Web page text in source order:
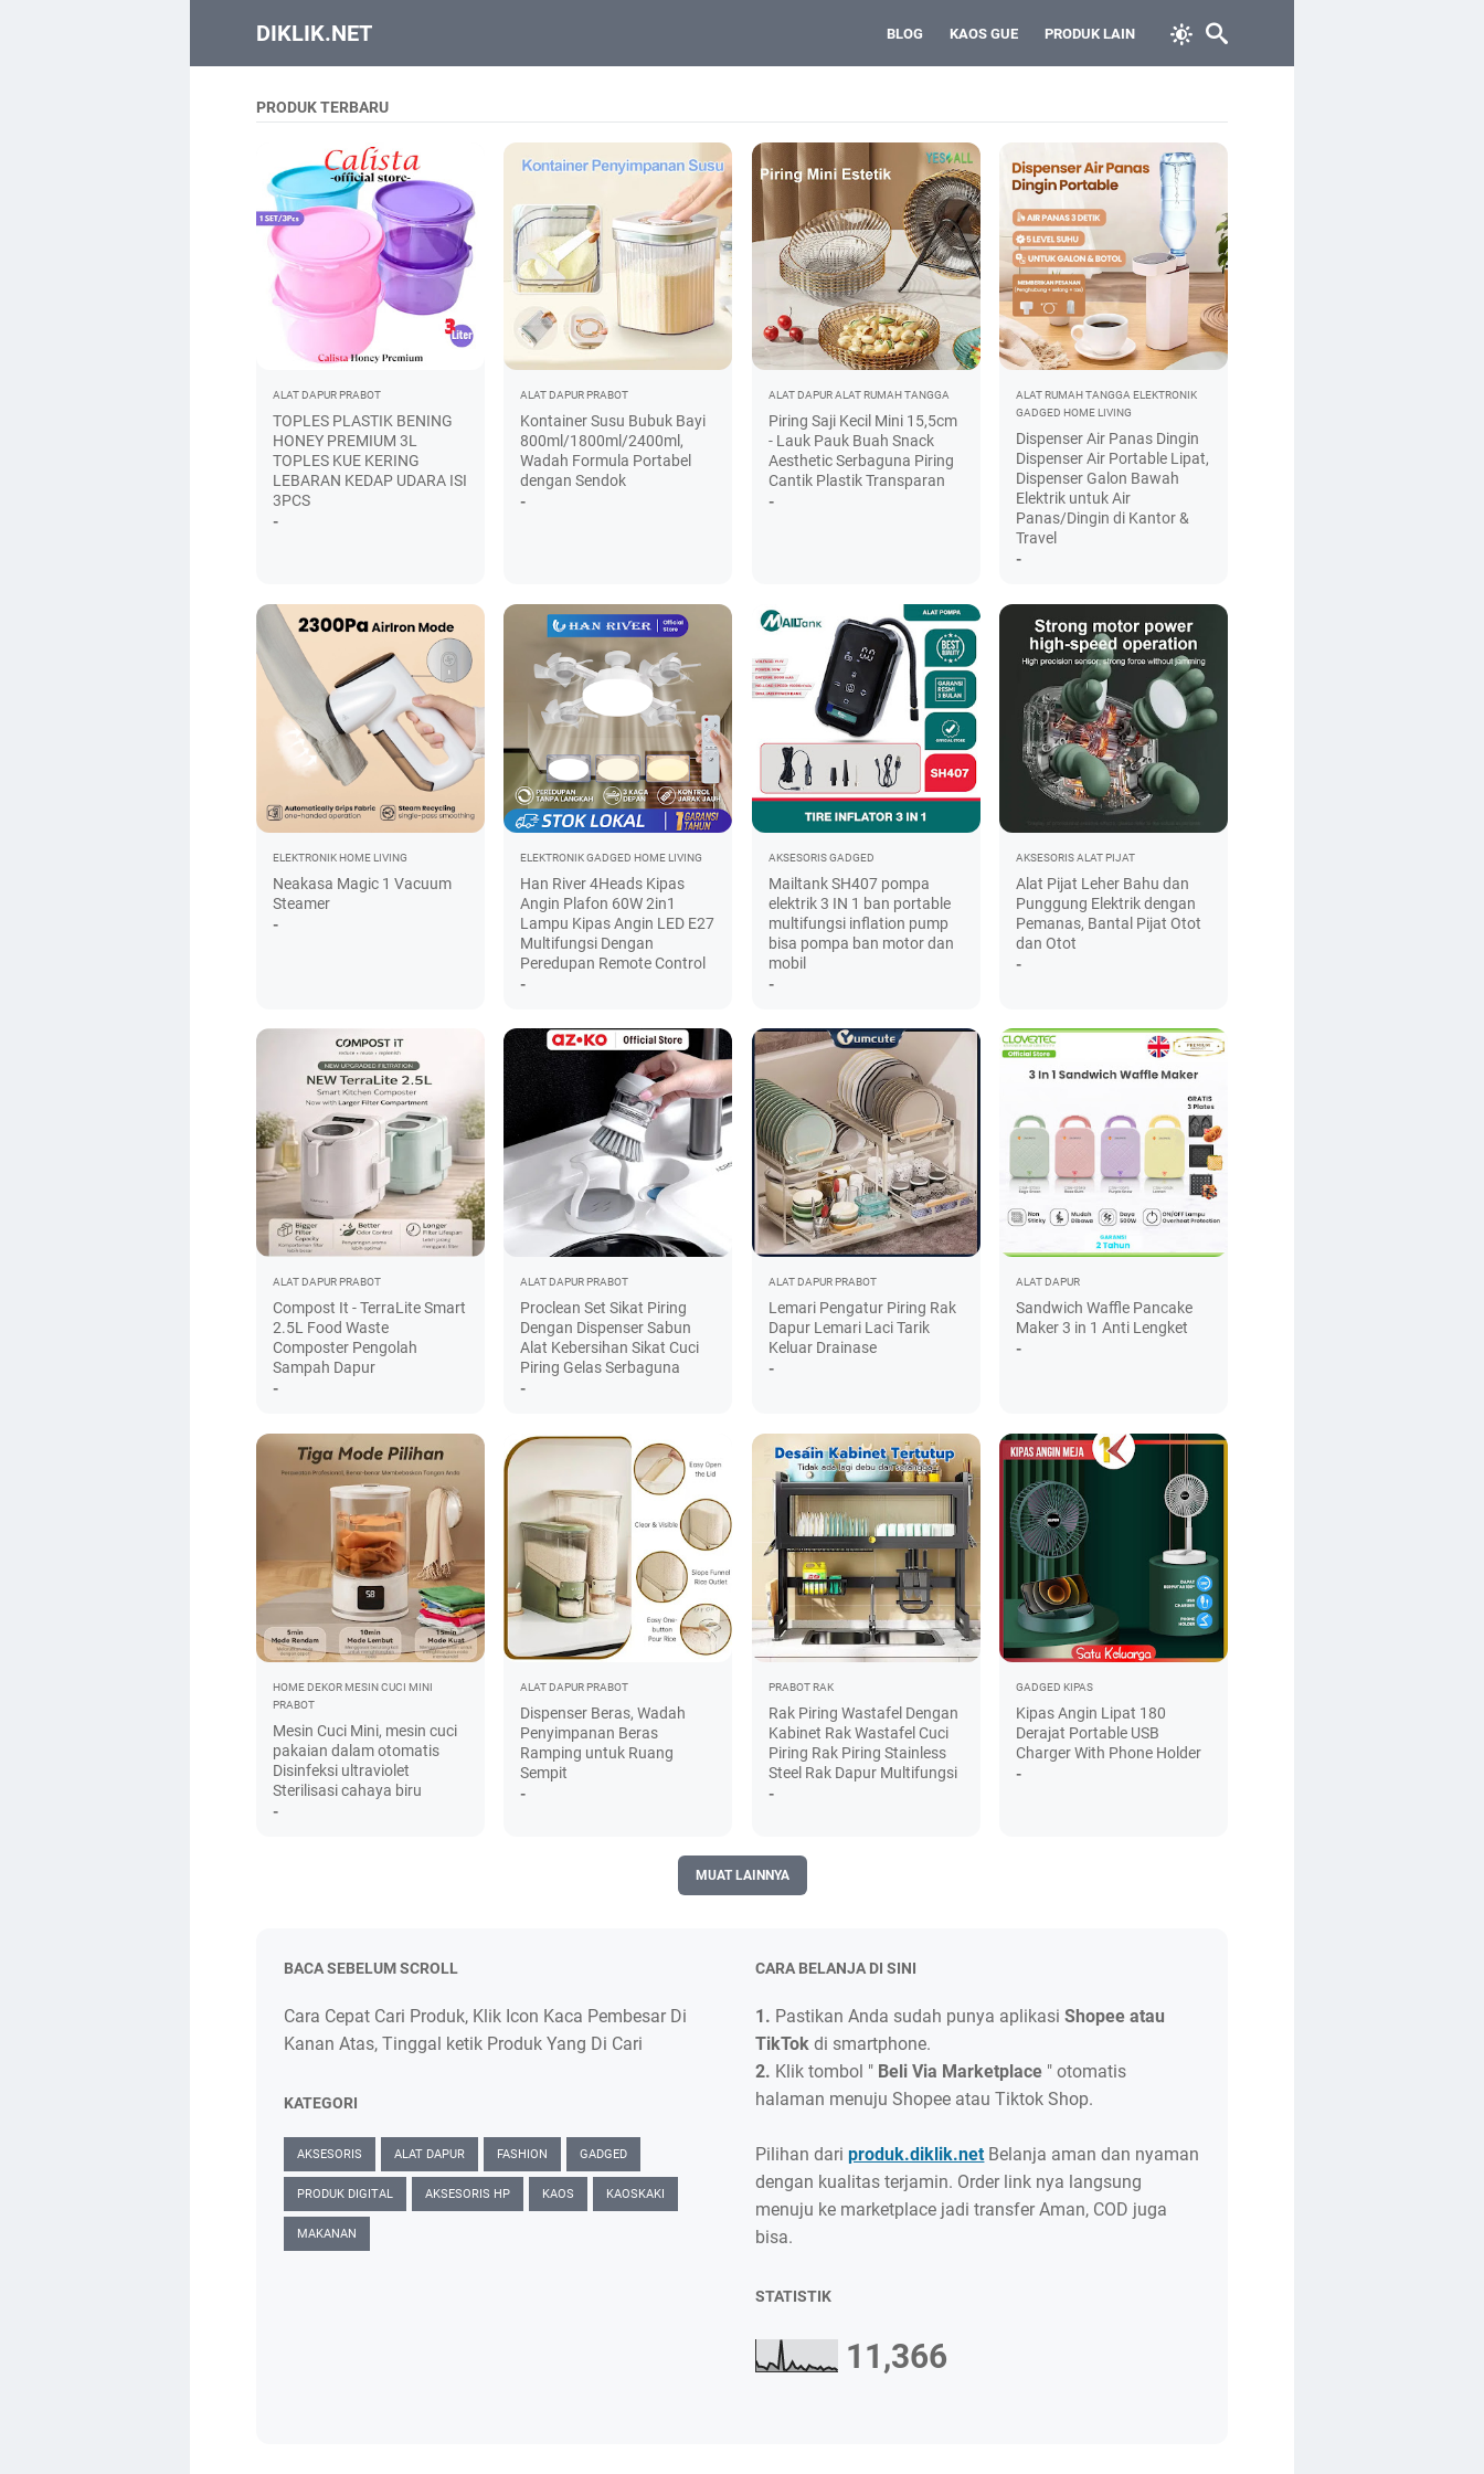
DIKLIK.NET BLOG KAOS GUE PRODUK LAIN
PRODUK TERBARU
ALAT DAPUR PRABOT
TOPLES PLASTIK BENING
HONEY PREMIUM 3L
TOPLES KUE KERING
LEBARAN KEDAP UDARA ISI
3PCS
-
ALAT DAPUR PRABOT
Kontainer Susu Bubuk Bayi
800ml/1800ml/2400ml,
Wadah Formula Portabel
dengan Sendok
-
ALAT DAPUR ALAT RUMAH TANGGA
Piring Saji Kecil Mini 15,5cm
- Lauk Pauk Buah Snack
Aesthetic Serbaguna Piring
Cantik Plastik Transparan
-
ALAT RUMAH TANGGA ELEKTRONIK
GADGED HOME LIVING
Dispenser Air Panas Dingin
Dispenser Air Portable Lipat,
Dispenser Galon Bawah
Elektrik untuk Air
Panas/Dingin di Kantor &
Travel
-
ELEKTRONIK HOME LIVING
Neakasa Magic 1 Vacuum
Steamer
-
ELEKTRONIK GADGED HOME LIVING
Han River 4Heads Kipas
Angin Plafon 60W 2in1
Lampu Kipas Angin LED E27
Multifungsi Dengan
Peredupan Remote Control
-
AKSESORIS GADGED
Mailtank SH407 pompa
elektrik 3 IN 1 ban portable
multifungsi inflation pump
bisa pompa ban motor dan
mobil
-
AKSESORISALAT PIJAT
Alat Pijat Leher Bahu dan
Punggung Elektrik dengan
Pemanas, Bantal Pijat Otot
dan Otot
-
ALAT DAPUR PRABOT
Compost It - TerraLite Smart
2.5L Food Waste
Composter Pengolah
Sampah Dapur
-
ALAT DAPUR PRABOT
Proclean Set Sikat Piring
Dengan Dispenser Sabun
Alat Kebersihan Sikat Cuci
Piring Gelas Serbaguna
-
ALAT DAPUR PRABOT
Lemari Pengatur Piring Rak
Dapur Lemari Laci Tarik
Keluar Drainase
-
ALAT DAPUR
Sandwich Waffle Pancake
Maker 3 in 1 Anti Lengket
-
HOME DEKOR MESIN CUCI MINI
PRABOT
Mesin Cuci Mini, mesin cuci
pakaian dalam otomatis
Disinfeksi ultraviolet
Sterilisasi cahaya biru
-
ALAT DAPUR PRABOT
Dispenser Beras, Wadah
Penyimpanan Beras
Ramping untuk Ruang
Sempit
-
PRABOT RAK
Rak Piring Wastafel Dengan
Kabinet Rak Wastafel Cuci
Piring Rak Piring Stainless
Steel Rak Dapur Multifungsi
-
GADGED KIPAS
Kipas Angin Lipat 180
Derajat Portable USB
Charger With Phone Holder
-
MUAT LAINNYA
BACA SEBELUM SCROLL
Cara Cepat Cari Produk, Klik Icon Kaca Pembesar Di
Kanan Atas, Tinggal ketik Produk Yang Di Cari
KATEGORI
AKSESORIS ALAT DAPUR FASHION GADGED
PRODUK DIGITAL AKSESORIS HP KAOS KAOSKAKI
MAKANAN
CARA BELANJA DI SINI
1. Pastikan Anda sudah punya aplikasiShopee atau
TikTok di smartphone.
2. Klik tombol " Beli Via Marketplace " otomatis
halaman menuju Shopee atau Tiktok Shop.
Pilihan dariproduk.diklik.netBelanja aman dan nyaman
dengan kualitas terjamin. Order link nya langsung
menuju ke marketplace jadi transfer Aman, COD juga
bisa.
STATISTIK
11,366